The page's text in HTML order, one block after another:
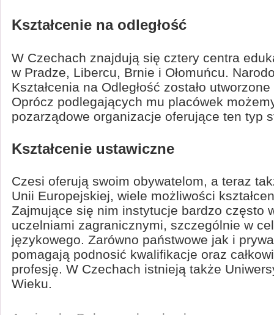
Kształcenie na odległość
W Czechach znajdują się cztery centra
w Pradze, Libercu, Brnie i Ołomuńcu.
Kształcenia na Odległość zostało
Oprócz podlegających mu placówek
pozarządowe organizacje oferujące ten typ
Kształcenie ustawiczne
Czesi oferują swoim obywatelom, a teraz
Unii Europejskiej, wiele możliwości
Zajmujące się nim instytucje bardzo często
uczelniami zagranicznymi, szczególnie w
językowego. Zarówno państwowe jak i
pomagają podnosić kwalifikacje oraz
profesję. W Czechach istnieją także
Wieku.